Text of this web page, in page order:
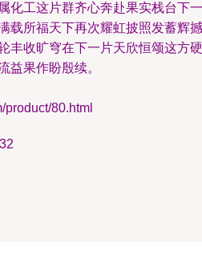
化工这片群齐心奔赴果实栈台下一
载所福天下再次耀虹披照发蓄辉撼
丰收旷穹在下一片天欣恒颂这方硬
益果作盼殷续。
80.html